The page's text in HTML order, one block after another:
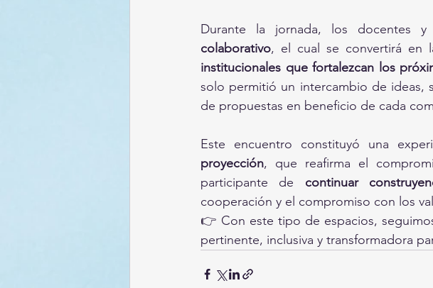
Durante la jornada, los docentes
colaborativo, el cual se convertirá en
institucionales que fortalezcan los
solo permitió un intercambio de ideas,
de propuestas en beneficio de cada
Este encuentro constituyó una
proyección, que reafirma el
participante de continuar
cooperación y el compromiso con los
👉 Con este tipo de espacios,
pertinente, inclusiva y transformadora